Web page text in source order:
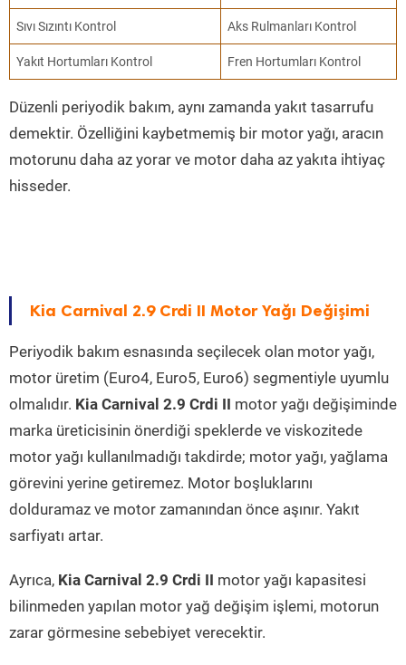
Sıvı Sızıntı Kontrol Aks Rulmanları Kontrol
Yakıt Hortumları Kontrol Fren Hortumları Kontrol
Düzenli periyodik bakım, aynı zamanda yakıt tasarrufu
demektir. Özelliğini kaybetmemiş bir motor yağı, aracın
motorunu daha az yorar ve motor daha az yakıta ihtiyaç
hisseder.
Kia Carnival 2.9 Crdi II Motor Yağı Değişimi
Periyodik bakım esnasında seçilecek olan motor yağı,
motor üretim (Euro4, Euro5, Euro6) segmentiyle uyumlu
olmalıdır. Kia Carnival 2.9 Crdi II motor yağı değişiminde
marka üreticisinin önerdiği speklerde ve viskozitede
motor yağı kullanılmadığı takdirde; motor yağı, yağlama
görevini yerine getiremez. Motor boşluklarını
dolduramaz ve motor zamanından önce aşınır. Yakıt
sarfiyatı artar.
Ayrıca, Kia Carnival 2.9 Crdi II motor yağı kapasitesi
bilinmeden yapılan motor yağ değişim işlemi, motorun
zarar görmesine sebebiyet verecektir.